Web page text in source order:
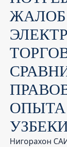
ЖАЛОБ
ОПЫТА
Нигорахон